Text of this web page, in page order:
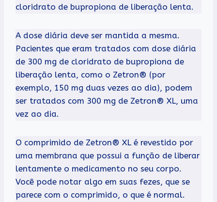
cloridrato de bupropiona de liberação lenta.
A dose diária deve ser mantida a mesma.
Pacientes que eram tratados com dose diária
de 300 mg de cloridrato de bupropiona de
liberação lenta, como o Zetron® (por
exemplo, 150 mg duas vezes ao dia), podem
ser tratados com 300 mg de Zetron® XL, uma
vez ao dia.
O comprimido de Zetron® XL é revestido por
uma membrana que possui a função de liberar
lentamente o medicamento no seu corpo.
Você pode notar algo em suas fezes, que se
parece com o comprimido, o que é normal.